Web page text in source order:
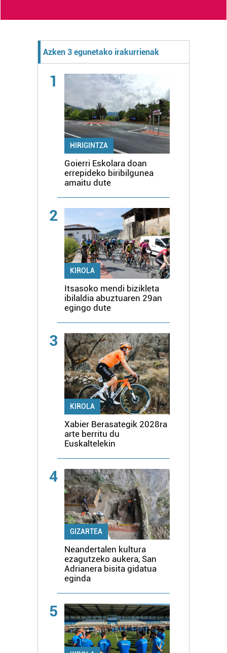
Azken 3 egunetako irakurrienak
1
HIRIGINTZA
Goierri Eskolara doan
errepideko biribilgunea
amaitu dute
2
KIROLA
Itsasoko mendi bizikleta
ibilaldia abuztuaren 29an
egingo dute
3
KIROLA
Xabier Berasategik 2028ra
arte berritu du
Euskaltelekin
4
GIZARTEA
Neandertalen kultura
ezagutzeko aukera, San
Adrianera bisita gidatua
eginda
5